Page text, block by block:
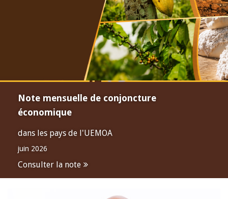
Note mensuelle de conjoncture
économique
dans les pays de l'UEMOA
juin 2026
Consulter la note